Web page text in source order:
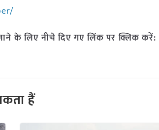
के लिए नीचे दिए गए लिंक पर क्लिक करें:
हैं